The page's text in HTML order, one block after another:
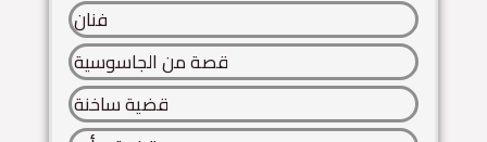
فنان
قصة من الجاسوسية
قضية ساخنة